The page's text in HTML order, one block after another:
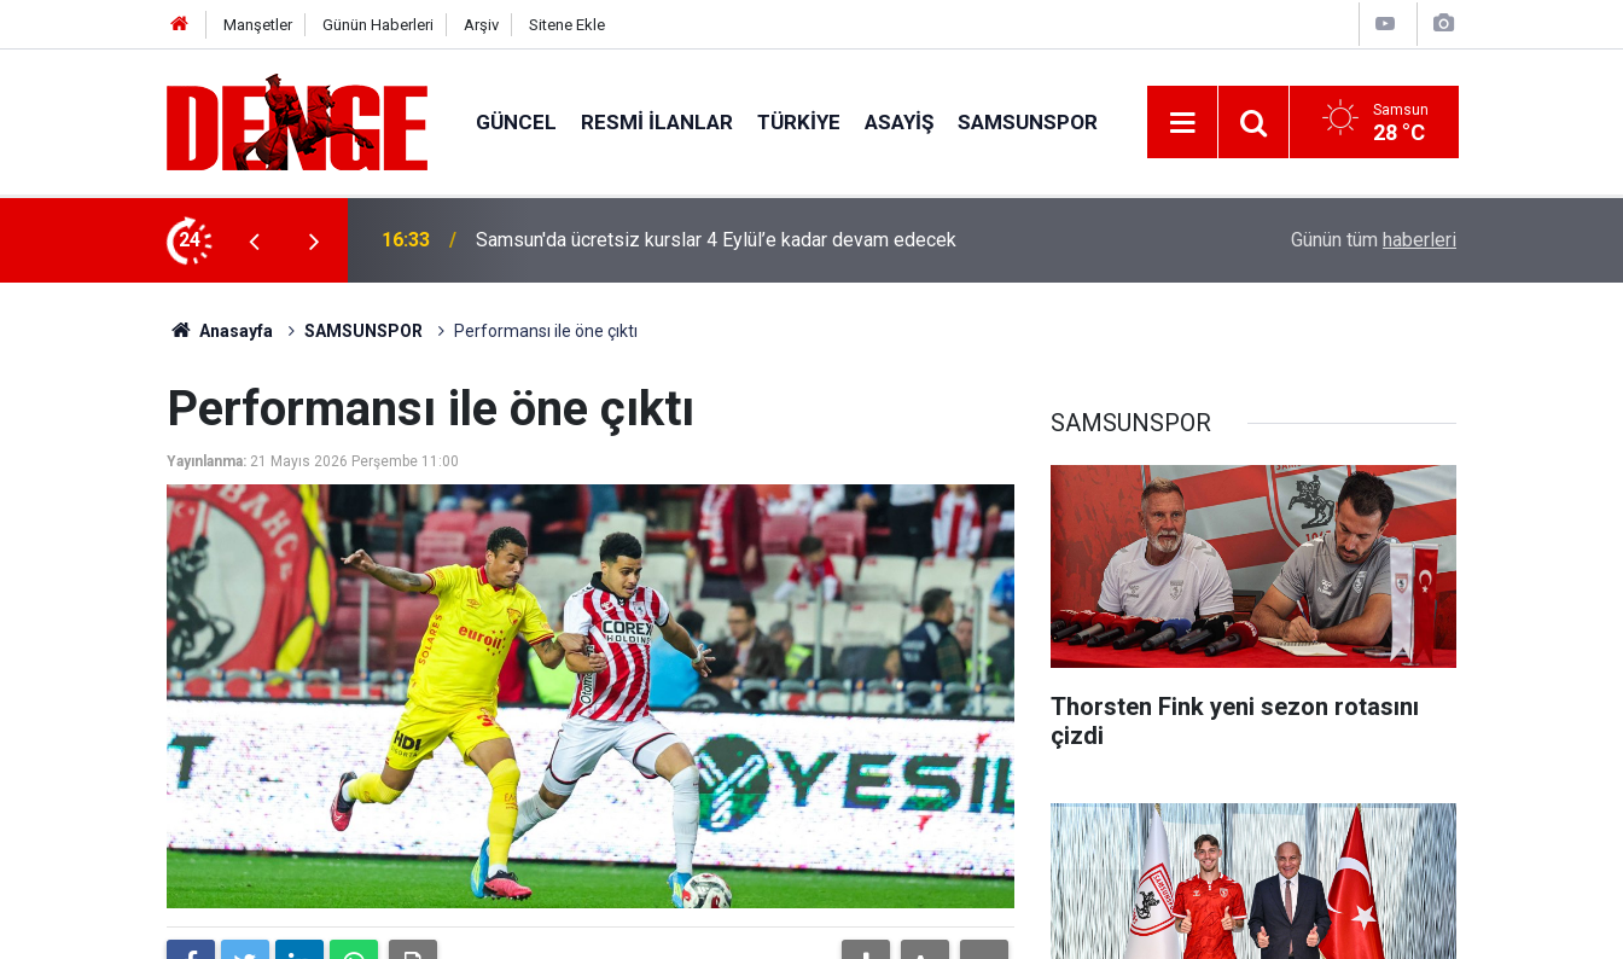
Manşetler Günün Haberleri Arşiv Sitene Ekle
GÜNCEL RESMI İLANLAR TÜRKİYE ASAYİŞ SAMSUNSPOR Samsun
28 °C
24
kadar devam edecek 15:23 Süper Lig'de 2. ve 3. hafta programları açıklandı Atakum'da tarihi eser operasyonu: 1 gözaltı
Günün tüm haberleri
Anasayfa SAMSUNSPOR Performansı ile öne çıktı
Performansı ile öne çıktı
Yayınlanma: 21 Mayıs 2026 Perşembe 11:00
SAMSUNSPOR
Thorsten Fink yeni sezon rotasını
çizdi